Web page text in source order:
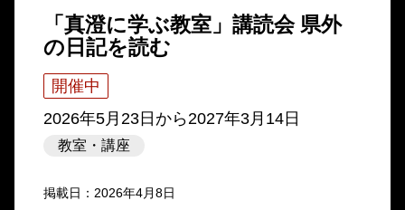
「真澄に学ぶ教室」講読会 県外
の日記を読む
開催中
2026年5月23日から2027年3月14日
教室・講座
掲載日：2026年4月8日